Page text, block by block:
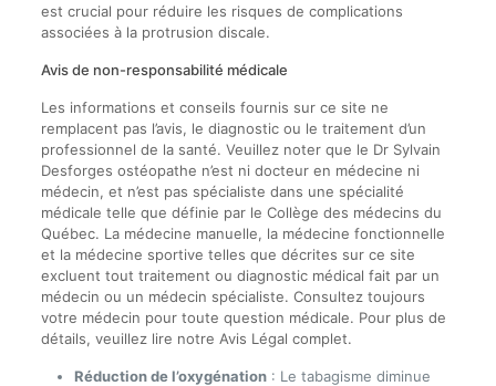
est crucial pour réduire les risques de complications
associées à la protrusion discale.
Avis de non-responsabilité médicale
Les informations et conseils fournis sur ce site ne
remplacent pas l’avis, le diagnostic ou le traitement d’un
professionnel de la santé. Veuillez noter que le Dr Sylvain
Desforges ostéopathe n’est ni docteur en médecine ni
médecin, et n’est pas spécialiste dans une spécialité
médicale telle que définie par le Collège des médecins du
Québec. La médecine manuelle, la médecine fonctionnelle
et la médecine sportive telles que décrites sur ce site
excluent tout traitement ou diagnostic médical fait par un
médecin ou un médecin spécialiste. Consultez toujours
votre médecin pour toute question médicale. Pour plus de
détails, veuillez lire notre Avis Légal complet.
Réduction de l’oxygénation: Le tabagisme diminue